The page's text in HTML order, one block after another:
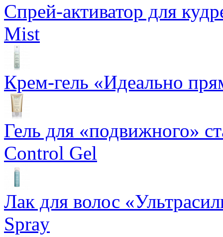
Спрей-активатор для
Mist
Крем-гель «Идеально
Гель для «подвижного»
Control Gel
Лак для волос
Spray